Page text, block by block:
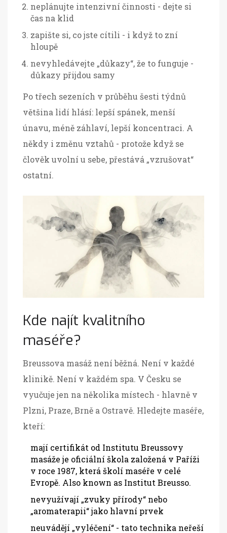
neplánujte intenzivní činnosti - dejte si
čas na klid
zapište si, co jste cítili - i když to zní
hloupě
nevyhledávejte „důkazy“, že to funguje -
důkazy přijdou samy
Po třech sezeních v průběhu šesti týdnů
většina lidí hlásí: lepší spánek, menší
únavu, méně záhlaví, lepší koncentraci. A
někdy i změnu vztahů - protože když se
člověk uvolní u sebe, přestává „vzrušovat“
ostatní.
Kde najít kvalitního
maséře?
Breussova masáž není běžná. Není v každé
klinikě. Není v každém spa. V Česku se
vyučuje jen na několika místech - hlavně v
Plzni, Praze, Brně a Ostravě. Hledejte maséře,
kteří:
mají certifikát od Institutu Breussovy
masážeje oficiální škola založená v Paříži
v roce 1987, která školí maséře v celé
Evropě. Also known as Institut Breusso.
nevyužívají „zvuky přírody“ nebo
„aromaterapii“ jako hlavní prvek
neuvádějí „vyléčení“ - tato technika neřeší